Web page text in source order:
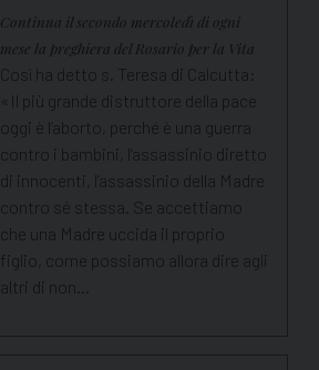
Continua il secondo mercoledì di ogni
mese la preghiera del Rosario per la Vita
Così ha detto s. Teresa di Calcutta:
«Il più grande distruttore della pace
oggi è l’aborto, perché è una guerra
contro i bambini, l’assassinio diretto
di innocenti, l’assassinio della Madre
contro sé stessa. Se accettiamo
che una Madre uccida il proprio
figlio, come possiamo allora dire agli
altri di non…